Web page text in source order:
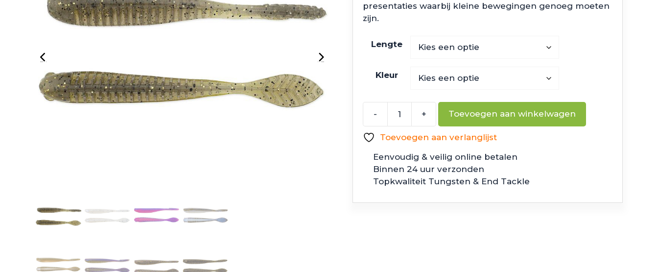
presentaties waarbij kleine bewegingen genoeg moeten
zijn.
Lengte
Kleur
-
Man
Trick
ShotZ
aantal
+ Toevoegen aan winkelwagen
Toevoegen aan verlanglijst
Eenvoudig & veilig online betalen
Binnen 24 uur verzonden
Topkwaliteit Tungsten & End Tackle